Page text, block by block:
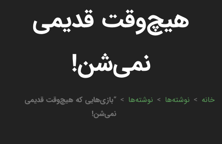
هیچ‌وقت قدیمی
نمی‌شن!
خانه > نوشته‌ها > نوشته‌ها > “بازی‌هایی که هیچ‌وقت قدیمی
نمی‌شن!